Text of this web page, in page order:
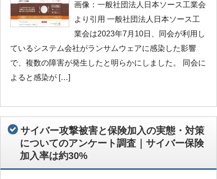
画像：一般社団法人日本ソース工業会
より引用 一般社団法人日本ソース工
業会は2023年7月10日、同会が利用し
ているシステム会社がランサムウェアに感染した影響
で、複数の障害が発生したと明らかにしました。 同会に
よると感染が […]
サイバー攻撃被害と保険加入の実態・対策
についてのアンケート調査｜サイバー保険
加入率は約30%